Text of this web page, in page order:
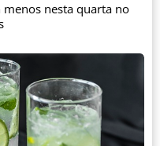
nesta quarta no